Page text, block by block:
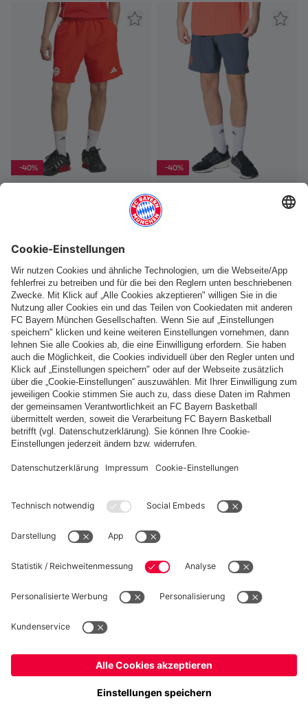
-40%
Unisex Short Urban Purist
-40%
Harder
Harder
MEHR LADEN
Kurz, aber nicht knapp: Die FC Bayern Shorts
Auch FC Bayern Fans zeigen Bein – am liebsten in
hochwertigen original FCB Shorts. Devisen wie „kurz und
Ja,Österreich, um dorthin zu liefern!
Weltweit, um dorthin zu liefern!